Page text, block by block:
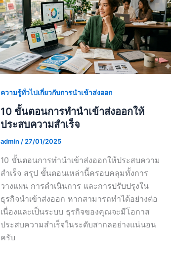
ความรู้ทั่วไปเกี่ยวกับการนำเข้าส่งออก
10 ขั้นตอนการทำนำเข้าส่งออกให้
ประสบความสำเร็จ
admin /27/01/2025
10 ขั้นตอนการทำนำเข้าส่งออกให้ประสบความ
สำเร็จ สรุป ขั้นตอนเหล่านี้ครอบคลุมทั้งการ
วางแผน การดำเนินการ และการปรับปรุงใน
ธุรกิจนำเข้าส่งออก หากสามารถทำได้อย่างต่อ
เนื่องและเป็นระบบ ธุรกิจของคุณจะมีโอกาส
ประสบความสำเร็จในระดับสากลอย่างแน่นอน
ครับ